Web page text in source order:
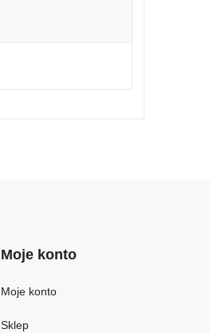
Moje konto
Moje konto
Sklep